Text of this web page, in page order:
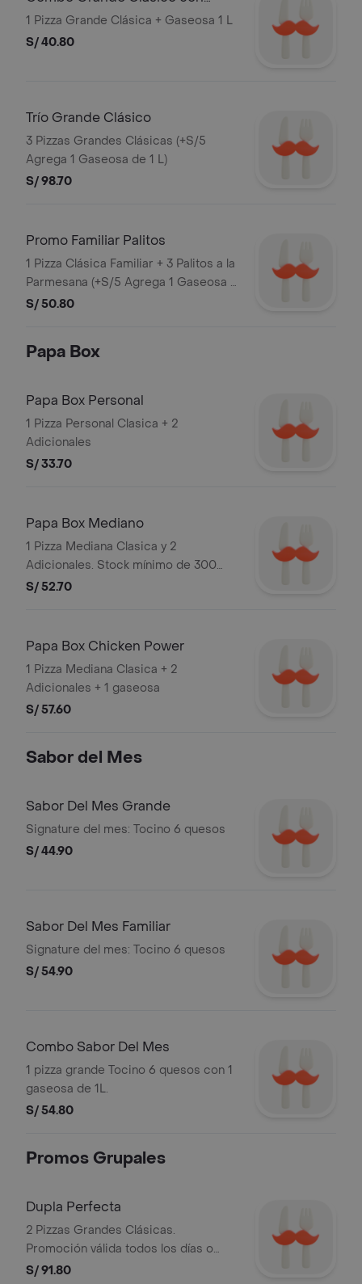
Bebida
1 Pizza Grande Clásica + Gaseosa 1 L
S/ 40.80
Trío Grande Clásico
3 Pizzas Grandes Clásicas (+S/5
Agrega 1 Gaseosa de 1 L)
S/ 98.70
Promo Familiar Palitos
1 Pizza Clásica Familiar + 3 Palitos a la
Parmesana (+S/5 Agrega 1 Gaseosa 1
L)
S/ 50.80
Papa Box
Papa Box Personal
1 Pizza Personal Clasica + 2
Adicionales
S/ 33.70
Papa Box Mediano
1 Pizza Mediana Clasica y 2
Adicionales. Stock mínimo de 300
unidades. No acumulable con otras
PERUANA DE RESTAURANTES S.A.C.
S/ 52.70
Papa Box Chicken Power
1 Pizza Mediana Clasica + 2
Adicionales + 1 gaseosa
S/ 57.60
Sabor del Mes
Sabor Del Mes Grande
Signature del mes: Tocino 6 quesos
S/ 44.90
Sabor Del Mes Familiar
Signature del mes: Tocino 6 quesos
S/ 54.90
Combo Sabor Del Mes
1 pizza grande Tocino 6 quesos con 1
gaseosa de 1L.
S/ 54.80
Promos Grupales
Dupla Perfecta
2 Pizzas Grandes Clásicas.
Promoción válida todos los días o
hasta agotar stock. Stock mínimo de
S/ 91.80